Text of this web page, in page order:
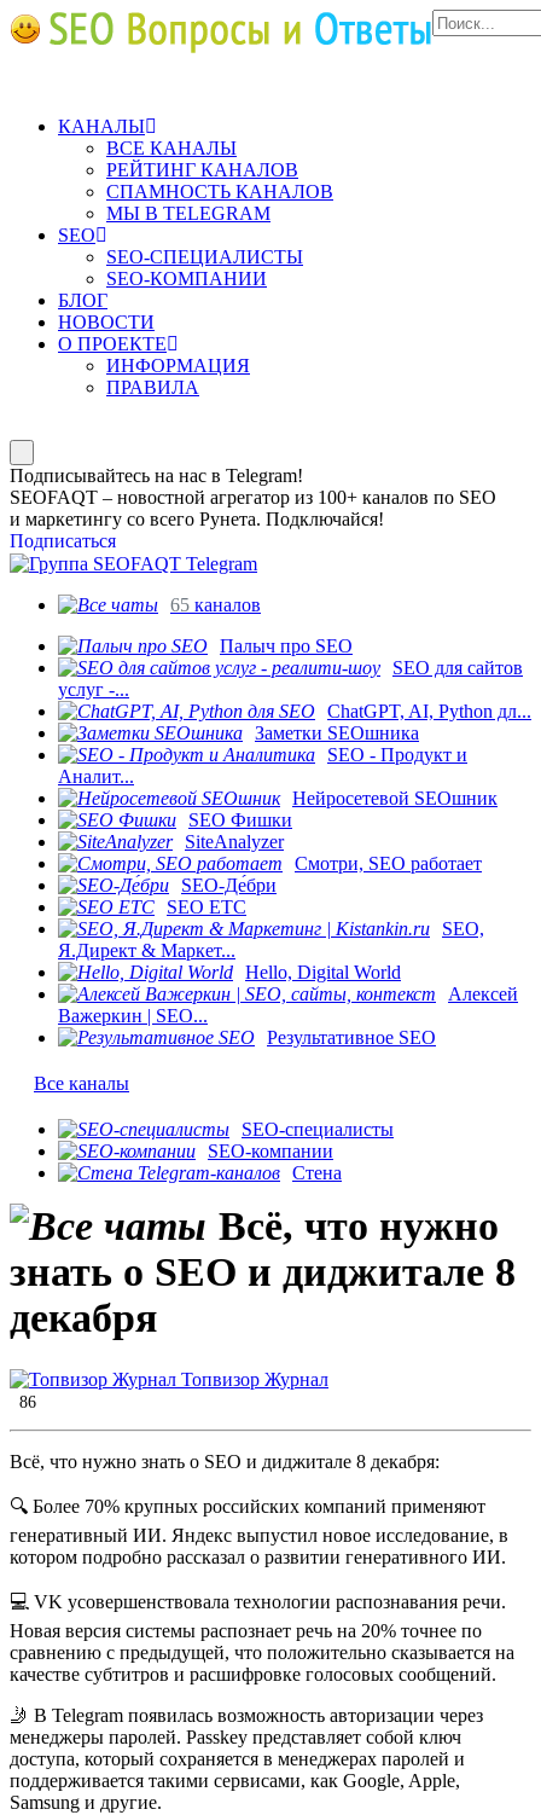
КАНАЛЫ
ВСЕ КАНАЛЫ
РЕЙТИНГ КАНАЛОВ
СПАМНОСТЬ КАНАЛОВ
МЫ В TELEGRAM
SEO
SEO-СПЕЦИАЛИСТЫ
SEO-КОМПАНИИ
БЛОГ
НОВОСТИ
О ПРОЕКТЕ
ИНФОРМАЦИЯ
ПРАВИЛА
Подписывайтесь на нас в Telegram!
SEOFAQT – новостной агрегатор из 100+ каналов по SEO
и маркетингу со всего Рунета. Подключайся!
Подписаться
65 каналов
Палыч про SEO
SEO для сайтов
услуг -...
ChatGPT, AI, Python дл...
Заметки SEOшника
SEO - Продукт и
Аналит...
Нейросетевой SEOшник
SEO Фишки
SiteAnalyzer
Смотри, SEO работает
SEO-Де́бри
SEO ETC
SEO,
Я.Директ & Маркет...
Hello, Digital World
Алексей
Важеркин | SEO...
Результативное SEO
Все каналы
SEO-специалисты
SEO-компании
Стена
Всё, что нужно
знать о SEO и диджитале 8
декабря
Топвизор Журнал
86
Всё, что нужно знать о SEO и диджитале 8 декабря:
🔍 Более 70% крупных российских компаний применяют
генеративный ИИ. Яндекс выпустил новое исследование, в
котором подробно рассказал о развитии генеративного ИИ.
💻 VK усовершенствовала технологии распознавания речи.
Новая версия системы распознает речь на 20% точнее по
сравнению с предыдущей, что положительно сказывается на
качестве субтитров и расшифровке голосовых сообщений.
🤳 В Telegram появилась возможность авторизации через
менеджеры паролей. Passkey представляет собой ключ
доступа, который сохраняется в менеджерах паролей и
поддерживается такими сервисами, как Google, Apple,
Samsung и другие.